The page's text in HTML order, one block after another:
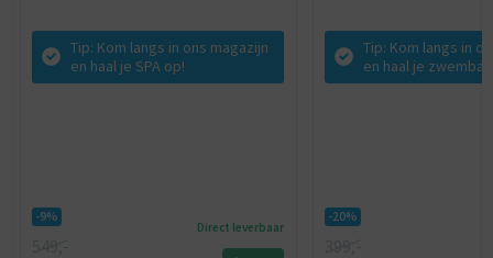
Tip: Kom langs in ons magazijn
en haal je SPA op!
-9%
Direct leverbaar
Tip: Kom langs in
en haal je
-20%